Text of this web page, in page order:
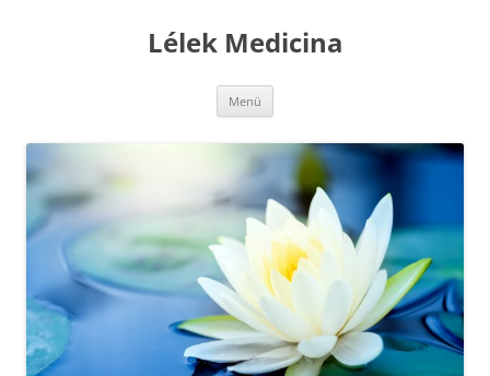
Lélek Medicina
Menü